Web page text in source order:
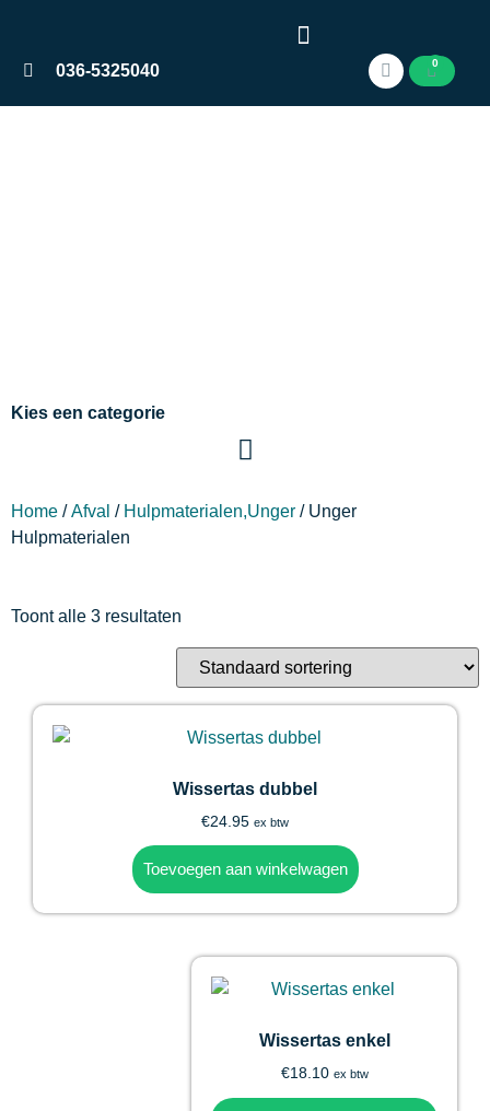
036-5325040 0
Kies een categorie
Home /Afval / Hulpmaterialen,Unger / Unger
Hulpmaterialen
Toont alle 3 resultaten
Wissertas dubbel
€24.95 ex btw
Toevoegen aan winkelwagen
Wissertas enkel
€18.10 ex btw